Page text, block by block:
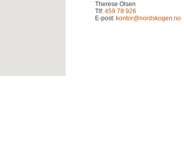
Therese Olsen
Tlf: 459 78 926
E-post: kontor@nordskogen.no